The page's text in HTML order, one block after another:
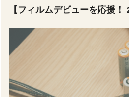
【フィルムデビューを応援！